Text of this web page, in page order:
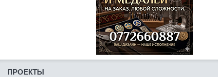
ПРОЕКТЫ